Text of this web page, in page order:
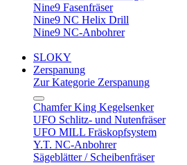
Nine9 Fasenfräser
Nine9 NC Helix Drill
Nine9 NC-Anbohrer
SLOKY
Zerspanung
Zur Kategorie Zerspanung
Chamfer King Kegelsenker
UFO Schlitz- und Nutenfräser
UFO MILL Fräskopfsystem
Y.T. NC-Anbohrer
Sägeblätter / Scheibenfräser